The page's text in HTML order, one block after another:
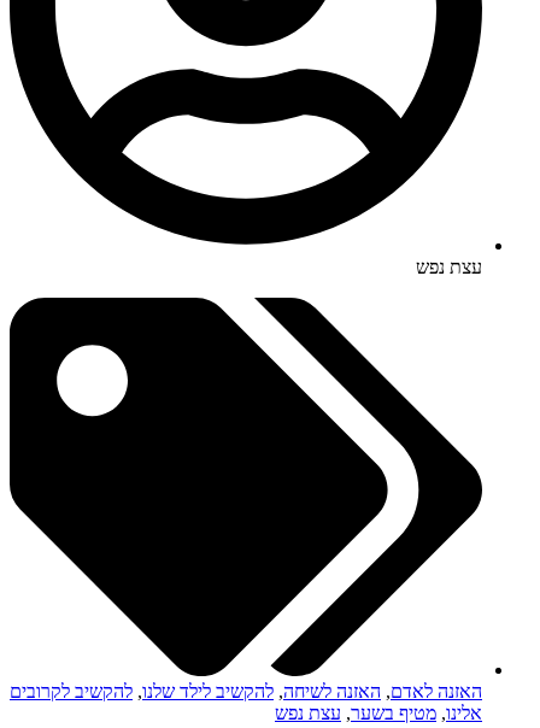
עצת נפש
האזנה לאדם, האזנה לשיחה, להקשיב לילד שלנו, להקשיב לקרובים
אלינו, מטיף בשער, עצת נפש